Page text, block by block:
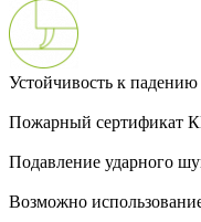
Устойчивость к
Пожарный сертификат
Подавление ударного
Возможно